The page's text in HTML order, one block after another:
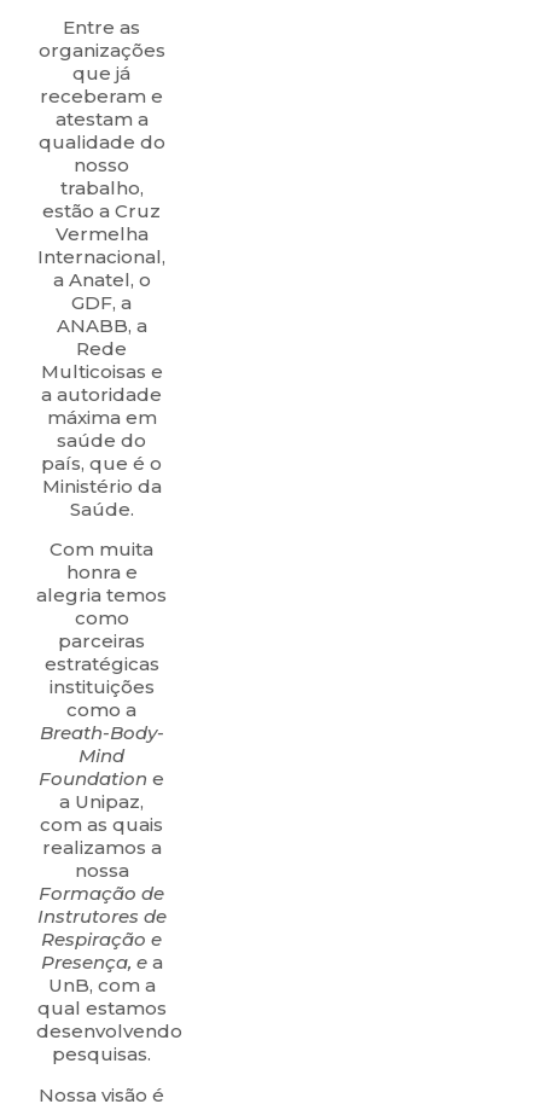
Entre as
organizações
que já
receberam e
atestam a
qualidade do
nosso
trabalho,
estão a Cruz
Vermelha
Internacional,
a Anatel, o
GDF, a
ANABB, a
Rede
Multicoisas e
a autoridade
máxima em
saúde do
país, que é o
Ministério da
Saúde.
Com muita
honra e
alegria temos
como
parceiras
estratégicas
instituições
como a
Breath-Body-
Mind
Foundation e
a Unipaz,
com as quais
realizamos a
nossa
Formação de
Instrutores de
Respiração e
Presença, e a
UnB, com a
qual estamos
desenvolvendo
pesquisas.
Nossa visão é